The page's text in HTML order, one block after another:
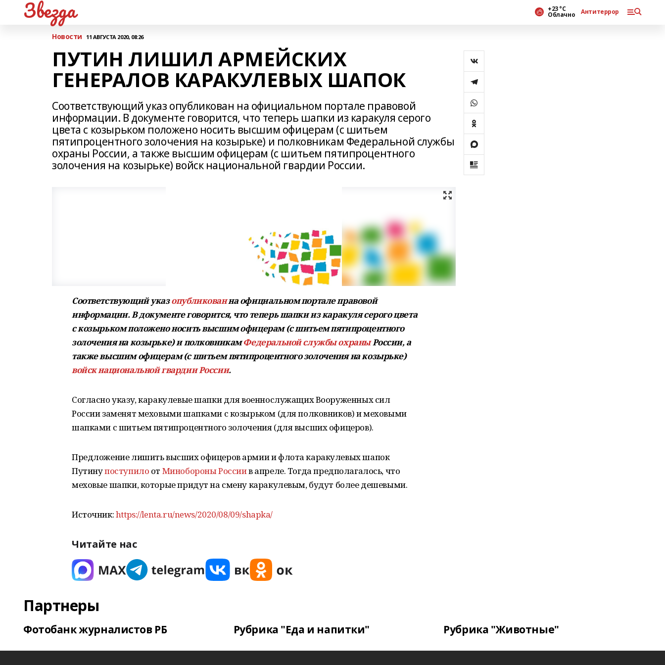
Звезда +23 °С
Облачно Антитеррор
Новости 11 АВГУСТА 2020, 08:26
ПУТИН ЛИШИЛ АРМЕЙСКИХ
ГЕНЕРАЛОВ КАРАКУЛЕВЫХ ШАПОК
Соответствующий указ опубликован на официальном портале правовой
информации. В документе говорится, что теперь шапки из каракуля серого
цвета с козырьком положено носить высшим офицерам (с шитьем
пятипроцентного золочения на козырьке) и полковникам Федеральной службы
охраны России, а также высшим офицерам (с шитьем пятипроцентного
золочения на козырьке) войск национальной гвардии России.
Соответствующий указопубликованна официальном портале правовой
информации. В документе говорится, что теперь шапки из каракуля серого цвета
с козырьком положено носить высшим офицерам (с шитьем пятипроцентного
золочения на козырьке) и полковникамФедеральной службы охраныРоссии, а
также высшим офицерам (с шитьем пятипроцентного золочения на козырьке)
войск национальной гвардии России.
Согласно указу, каракулевые шапки для военнослужащих Вооруженных сил
России заменят меховыми шапками с козырьком (для полковников) и меховыми
шапками с шитьем пятипроцентного золочения (для высших офицеров).
Предложение лишить высших офицеров армии и флота каракулевых шапок
Путинупоступило от Минобороны Россиив апреле. Тогда предполагалось, что
меховые шапки, которые придут на смену каракулевым, будут более дешевыми.
Источник:https://lenta.ru/news/2020/08/09/shapka/
Читайте нас
Партнеры
Фотобанк журналистов РБ Рубрика "Еда и напитки" Рубрика "Животные"